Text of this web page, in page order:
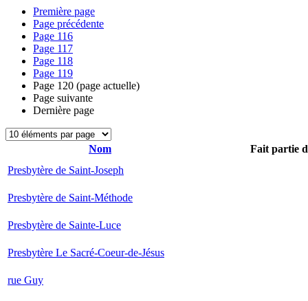
Première page
Page précédente
Page 116
Page 117
Page 118
Page 119
Page 120 (page actuelle)
Page suivante
Dernière page
Nom
Fait partie
Presbytère de Saint-Joseph
Presbytère de Saint-Méthode
Presbytère de Sainte-Luce
Presbytère Le Sacré-Coeur-de-Jésus
rue Guy